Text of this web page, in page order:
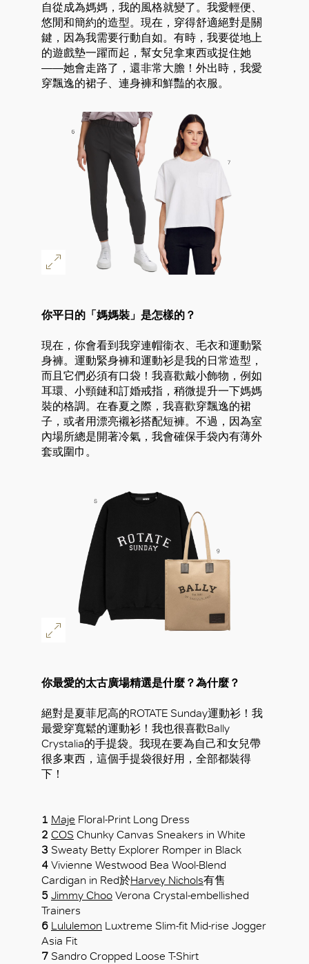
自從成為媽媽，我的風格就變了。我愛輕便、
悠閒和簡約的造型。現在，穿得舒適絕對是關
鍵，因為我需要行動自如。有時，我要從地上
的遊戲墊一躍而起，幫女兒拿東西或捉住她
——她會走路了，還非常大膽！外出時，我愛
穿飄逸的裙子、連身褲和鮮豔的衣服。
你平日的「媽媽裝」是怎樣的？
現在，你會看到我穿連帽衞衣、毛衣和運動緊
身褲。運動緊身褲和運動衫是我的日常造型，
而且它們必須有口袋！我喜歡戴小飾物，例如
耳環、小頸鏈和訂婚戒指，稍微提升一下媽媽
裝的格調。在春夏之際，我喜歡穿飄逸的裙
子，或者用漂亮襯衫搭配短褲。不過，因為室
內場所總是開著冷氣，我會確保手袋內有薄外
套或圍巾。
你最愛的太古廣場精選是什麼？為什麼？
絕對是夏菲尼高的ROTATE Sunday運動衫！我
最愛穿寬鬆的運動衫！我也很喜歡Bally
Crystalia的手提袋。我現在要為自己和女兒帶
很多東西，這個手提袋很好用，全部都裝得
下！
1 Maje Floral-Print Long Dress
2 COS Chunky Canvas Sneakers in White
3 Sweaty Betty Explorer Romper in Black
4 Vivienne Westwood Bea Wool-Blend
Cardigan in Red於Harvey Nichols有售
5 Jimmy Choo Verona Crystal-embellished
Trainers
6 Lululemon Luxtreme Slim-fit Mid-rise Jogger
Asia Fit
7 Sandro Cropped Loose T-Shirt